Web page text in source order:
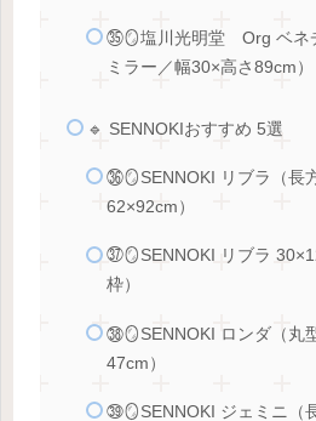
㉟🪞塩川光明堂 Org ベネ
ミラー／幅30×高さ89cm）
🔹 SENNOKIおすすめ 5選
㊱🪞SENNOKI リブラ（長
62×92cm）
㊲🪞SENNOKI リブラ
枠）
㊳🪞SENNOKI ロンダ（丸
47cm）
㊴🪞SENNOKI ジェミニ（